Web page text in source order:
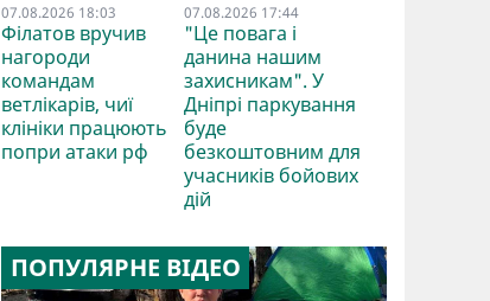
07.08.2026 18:03
Філатов вручив
нагороди
командам
ветлікарів, чиї
клініки працюють
попри атаки рф
07.08.2026 17:44
"Це повага і
данина нашим
захисникам". У
Дніпрі паркування
буде
безкоштовним для
учасників бойових
дій
ПОПУЛЯРНЕ ВІДЕО